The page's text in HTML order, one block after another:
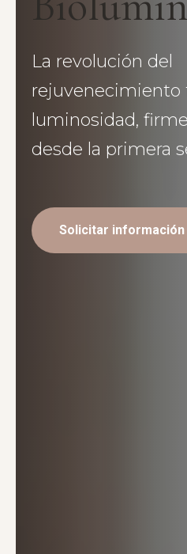
La revolución del
rejuvenecimiento
luminosidad,
desde la primera
Solicitar información